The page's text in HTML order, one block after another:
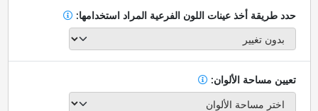
حدد طريقة أخذ عينات اللون الفرعية المراد استخدامها:
تعيين مساحة الألوان: